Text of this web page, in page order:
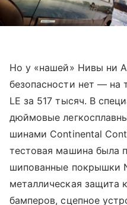
Но у «нашей» Нивы ни
безопасности нет — на
LE за 517 тысяч. В
дюймовые
шинами Continental
тестовая машина была
шипованные покрышки
металлическая защита
бамперов, сцепное